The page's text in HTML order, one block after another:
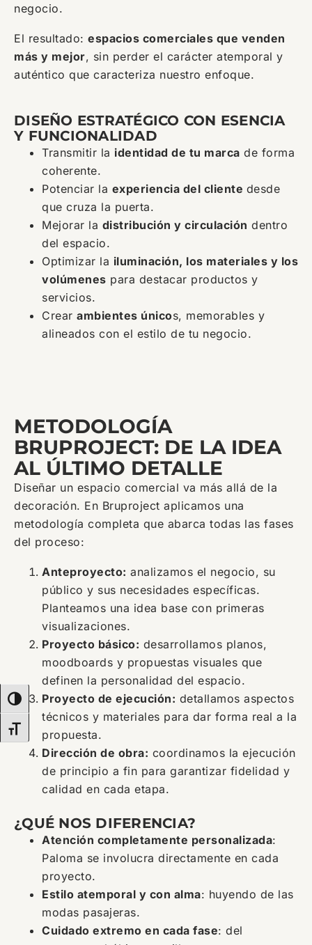
ALTERNAR ALTO CONTRASTE
ALTERNAR TAMAÑO DE LETRA
negocio.
El resultado: espacios comerciales que venden
más y mejor, sin perder el carácter atemporal y
auténtico que caracteriza nuestro enfoque.
DISEÑO ESTRATÉGICO CON ESENCIA
Y FUNCIONALIDAD
Transmitir la identidad de tu marca de forma
coherente.
Potenciar la experiencia del cliente desde
que cruza la puerta.
Mejorar la distribución y circulación dentro
del espacio.
Optimizar la iluminación, los materiales y los
volúmenes para destacar productos y
servicios.
Crear ambientes únicos, memorables y
alineados con el estilo de tu negocio.
METODOLOGÍA
BRUPROJECT: DE LA IDEA
AL ÚLTIMO DETALLE
Diseñar un espacio comercial va más allá de la
decoración. En Bruproject aplicamos una
metodología completa que abarca todas las fases
del proceso:
Anteproyecto: analizamos el negocio, su
público y sus necesidades específicas.
Planteamos una idea base con primeras
visualizaciones.
Proyecto básico: desarrollamos planos,
moodboards y propuestas visuales que
definen la personalidad del espacio.
Proyecto de ejecución: detallamos aspectos
técnicos y materiales para dar forma real a la
propuesta.
Dirección de obra: coordinamos la ejecución
de principio a fin para garantizar fidelidad y
calidad en cada etapa.
¿QUÉ NOS DIFERENCIA?
Atención completamente personalizada:
Paloma se involucra directamente en cada
proyecto.
Estilo atemporal y con alma: huyendo de las
modas pasajeras.
Cuidado extremo en cada fase: del